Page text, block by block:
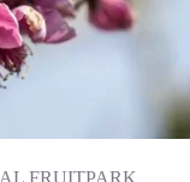
FRUITPARK